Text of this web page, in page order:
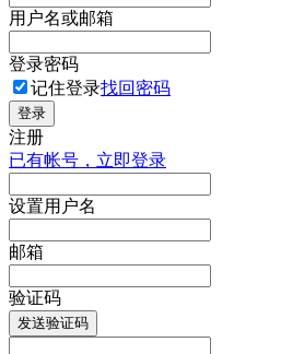
用户名或邮箱
登录密码
记住登录找回密码
登录
注册
已有帐号，立即登录
设置用户名
邮箱
验证码
发送验证码